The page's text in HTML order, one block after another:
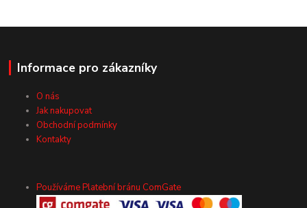
Informace pro zákazníky
O nás
Jak nakupovat
Obchodní podmínky
Kontakty
Používáme Platební bránu ComGate